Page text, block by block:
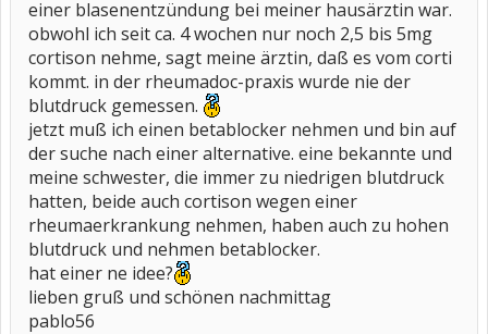
einer blasenentzündung bei meiner hausärztin war.
obwohl ich seit ca. 4 wochen nur noch 2,5 bis 5mg
cortison nehme, sagt meine ärztin, daß es vom corti
kommt. in der rheumadoc-praxis wurde nie der
blutdruck gemessen.
jetzt muß ich einen betablocker nehmen und bin auf
der suche nach einer alternative. eine bekannte und
meine schwester, die immer zu niedrigen blutdruck
hatten, beide auch cortison wegen einer
rheumaerkrankung nehmen, haben auch zu hohen
blutdruck und nehmen betablocker.
hat einer ne idee?
lieben gruß und schönen nachmittag
pablo56